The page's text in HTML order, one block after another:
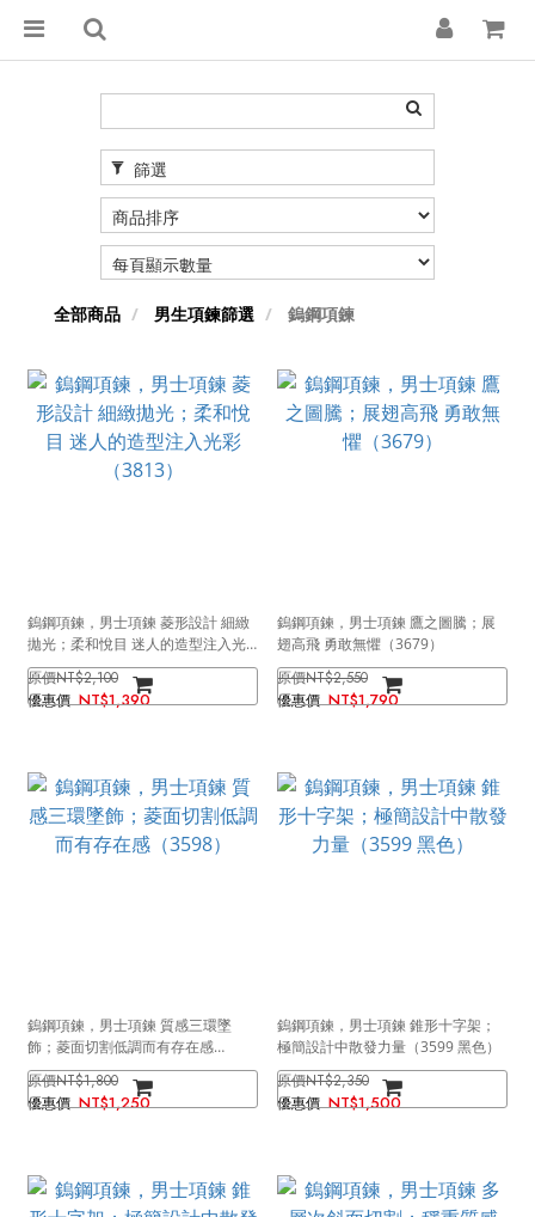
篩選
全部商品 男生項鍊篩選 鎢鋼項鍊
鎢鋼項鍊，男士項鍊 菱形設計 細緻
拋光；柔和悅目 迷人的造型注入光
彩（3813）
NT$2,100
NT$1,390
鎢鋼項鍊，男士項鍊 鷹之圖騰；展
翅高飛 勇敢無懼（3679）
NT$2,550
NT$1,790
鎢鋼項鍊，男士項鍊 質感三環墜
飾；菱面切割低調而有存在感
（3598）
NT$1,800
NT$1,250
鎢鋼項鍊，男士項鍊 錐形十字架；
極簡設計中散發力量（3599 黑色）
NT$2,350
NT$1,500